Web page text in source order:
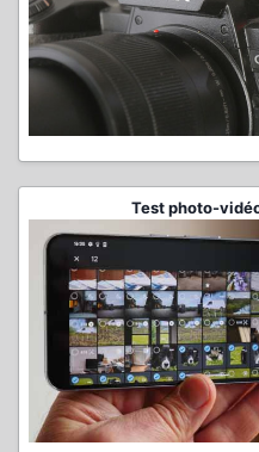
Test photo-